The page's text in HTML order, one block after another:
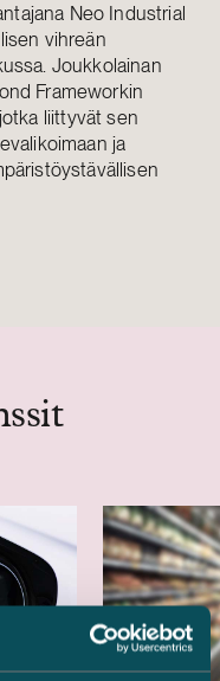
Neo Industrial
vihreän
Joukkolainan
Frameworkin
liittyvät sen
ja